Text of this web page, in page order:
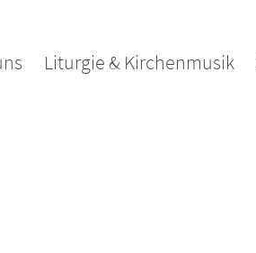
Liturgie & Kirchenmusik